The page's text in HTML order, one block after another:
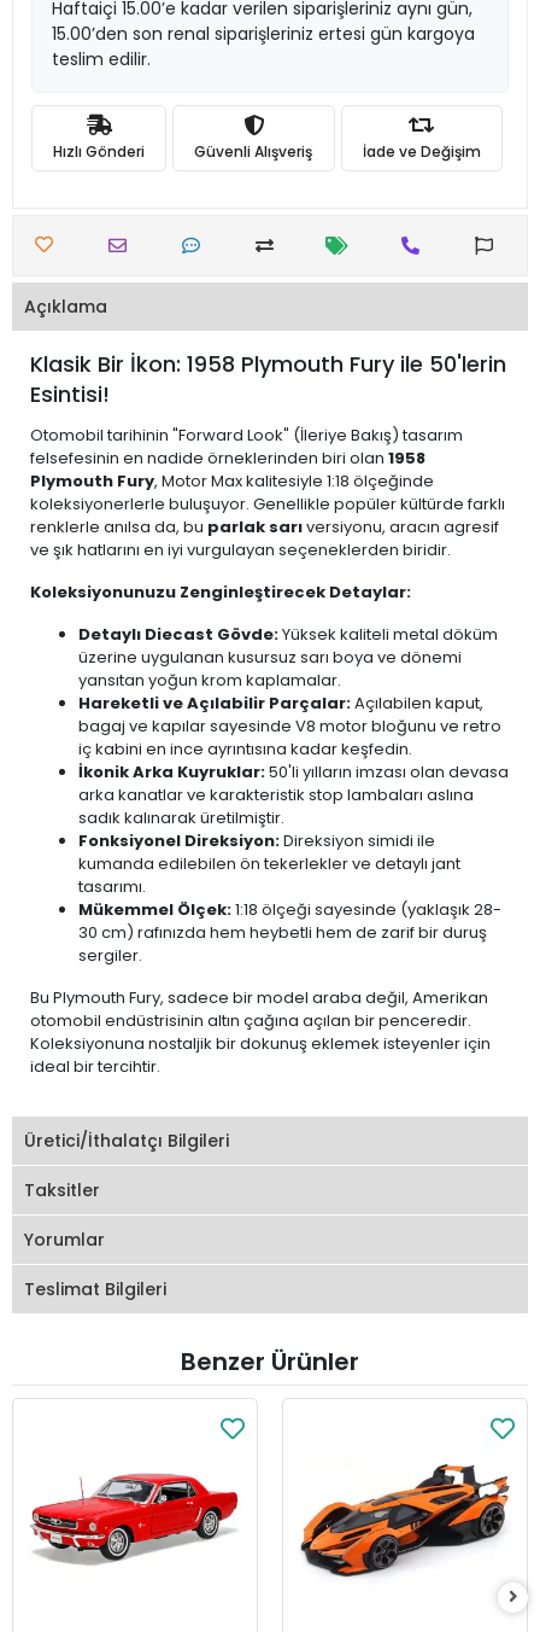
Haftaiçi 15.00’e kadar verilen siparişleriniz aynı gün,
15.00’den son renal siparişleriniz ertesi gün kargoya
teslim edilir.
Hızlı Gönderi Güvenli Alışveriş İade ve Değişim
Açıklama
Klasik Bir İkon: 1958 Plymouth Fury ile 50'lerin
Esintisi!
Otomobil tarihinin "Forward Look" (İleriye Bakış) tasarım
felsefesinin en nadide örneklerinden biri olan 1958
Plymouth Fury, Motor Max kalitesiyle 1:18 ölçeğinde
koleksiyonerlerle buluşuyor. Genellikle popüler kültürde farklı
renklerle anılsa da, bu parlak sarıversiyonu, aracın agresif
ve şık hatlarını en iyi vurgulayan seçeneklerden biridir.
Koleksiyonunuzu Zenginleştirecek Detaylar:
Detaylı Diecast Gövde:Yüksek kaliteli metal döküm
üzerine uygulanan kusursuz sarı boya ve dönemi
yansıtan yoğun krom kaplamalar.
Hareketli ve Açılabilir Parçalar:Açılabilen kaput,
bagaj ve kapılar sayesinde V8 motor bloğunu ve retro
iç kabini en ince ayrıntısına kadar keşfedin.
İkonik Arka Kuyruklar:50'li yılların imzası olan devasa
arka kanatlar ve karakteristik stop lambaları aslına
sadık kalınarak üretilmiştir.
Fonksiyonel Direksiyon:Direksiyon simidi ile
kumanda edilebilen ön tekerlekler ve detaylı jant
tasarımı.
Mükemmel Ölçek:1:18 ölçeği sayesinde (yaklaşık 28-
30 cm) rafınızda hem heybetli hem de zarif bir duruş
sergiler.
Bu Plymouth Fury, sadece bir model araba değil, Amerikan
otomobil endüstrisinin altın çağına açılan bir penceredir.
Koleksiyonuna nostaljik bir dokunuş eklemek isteyenler için
ideal bir tercihtir.
Üretici/İthalatçı Bilgileri
Taksitler
Yorumlar
Teslimat Bilgileri
Benzer Ürünler